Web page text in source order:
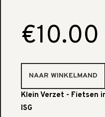
€10.00
Klein Verzet - Fietsen
ISG